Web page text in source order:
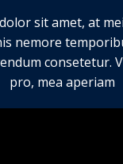
sit amet, at
nemore
consetetur.
pro, mea aperiam